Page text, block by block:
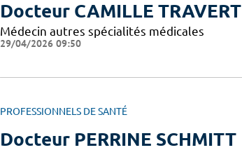
Docteur CAMILLE TRAVERT
Médecin autres spécialités médicales
29/04/2026 09:50
PROFESSIONNELS DE SANTÉ
Docteur PERRINE SCHMITT